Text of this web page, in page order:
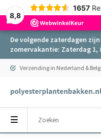
8,8
1657
De volgende zaterdagen
zomervakantie: Zaterdag 1,
Verzending in Nederland &